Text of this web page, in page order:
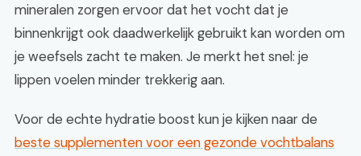
mineralen zorgen ervoor dat het vocht dat je
binnenkrijgt ook daadwerkelijk gebruikt kan worden om
je weefsels zacht te maken. Je merkt het snel: je
lippen voelen minder trekkerig aan.
Voor de echte hydratie boost kun je kijken naar de
beste supplementen voor een gezonde vochtbalans